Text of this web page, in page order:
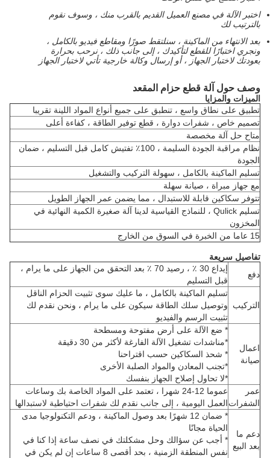
اختبر الآلة في مصنع العميل القديم بالقرب منك ، وسوف نقوم
بالترتيب لك
بعد الانتهاء من الماكينة ، سنلتقط صورًا ومقاطع فيديو بالكامل ،
ونجري اختبارًا للقطع لتأكيدك ، إلى جانب ذلك ، نرحب بحرارة
بعودتك لاختبار الجهاز ، أو إرسال وكالة خارجية تأتي لاختبار الجهاز
وصف حول آلة قطع حزام المقعد
الميزات والمزايا
تطبيق على نطاق واسع ، تنطبق على جميع أنواع المواد اللينة تقريبا
تصميم خاص ، شفرات دوارة ، قطع توفير الطاقة ، كفاءة أعلى
متاح حل آلة مخصصة
نظام مراقبة الجودة السليمة ، 100٪ تفتيش كامل قبل التسليم ، ضمان
الجودة
تسليم الماكينة بالكامل ، سهولة التركيب والتشغيل
مع جهاز مبراة ، صيانة سهلة
تتوفر سكاكين قابلة للاستبدال ، مما يضمن عمر الجهاز الطويل
تسليم Qulick ، ​​للنماذج القياسية لدينا آلة صغيرة الكمية النهائية في
المخزون
15 عاما من الخبرة في السوق من الخارج
تفاصيل سريعة
دفع
إيداع 30 ٪ ، رصيد 70 ٪ بعد التحقق من الجهاز على ما يرام ،
قبل التسليم
التركيب
تسليم الماكينة بالكامل ، ما عليك سوى تثبيت الحزام الناقل
وتوصيل سلك الطاقة سيكون على ما يرام ، ونحن نقدم لك
تثبيت الرسم والفيديو
اعمال
صيانة
* ضع الآلة على أرض مفتوحة ومسطحة
*مناشدات تشغيل الآلة الفارغة لأكثر من 30 دقيقة
* شحذ السكاكين حسب اقتراحنا
*تجنب المعادن والمواد الصلبة الأخرى
*لا تحاول إصلاح الجهاز بنفسك
عمر
الشفرات
عموما 12-24 شهرا ، تعتمد على المواد الخاصة بك وساعات
العمل اليومية ، إلى جانب نقدم لك شفرات احتياطية لاستبدالها
دعم ما
بعد البيع
* ضمان 12 شهرًا بعد وصول الماكينة ، ودعم التكنولوجيا مدى
الحياة مجانًا
* أجب عن سؤالك وحل مشكلتك في نصف ساعة إذا كنا في
نفس المنطقة الزمنية ، بحد أقصى 8 ساعات إن لم يكن في